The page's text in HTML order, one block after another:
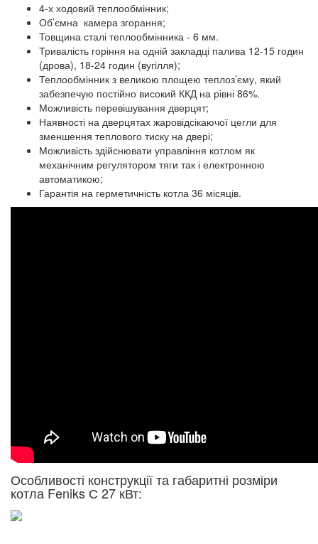
4-х ходовий теплообмінник;
Об’ємна камера згорання;
Товщина сталі теплообмінника - 6 мм.
Тривалість горіння на одній закладці палива 12-15 годин
(дрова), 18-24 годин (вугілля);
Теплообмінник з великою площею теплоз’єму, який
забезпечую постійно високий ККД на рівні 86%.
Можливість перевішування дверцят;
Наявності на дверцятах жаровідсікаючої цегли для
зменшення теплового тиску на двері;
Можливість здійснювати управління котлом як
механічним регулятором тяги так і електронною
автоматикою;
Гарантія на герметичність котла 36 місяців.
Особливості конструкції та габаритні розміри
котла Feniks С 27 кВт: